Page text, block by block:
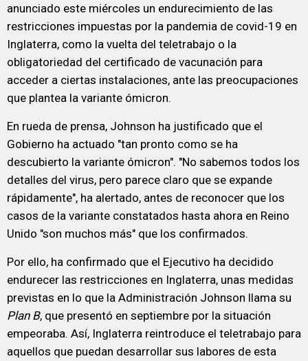
anunciado este miércoles un endurecimiento de las
restricciones impuestas por la pandemia de covid-19 en
Inglaterra, como la vuelta del teletrabajo o la
obligatoriedad del certificado de vacunación para
acceder a ciertas instalaciones, ante las preocupaciones
que plantea la variante ómicron.
En rueda de prensa, Johnson ha justificado que el
Gobierno ha actuado "tan pronto como se ha
descubierto la variante ómicron". "No sabemos todos los
detalles del virus, pero parece claro que se expande
rápidamente", ha alertado, antes de reconocer que los
casos de la variante constatados hasta ahora en Reino
Unido "son muchos más" que los confirmados.
Por ello, ha confirmado que el Ejecutivo ha decidido
endurecer las restricciones en Inglaterra, unas medidas
previstas en lo que la Administración Johnson llama su
Plan B, que presentó en septiembre por la situación
empeoraba. Así, Inglaterra reintroduce el teletrabajo para
aquellos que puedan desarrollar sus labores de esta